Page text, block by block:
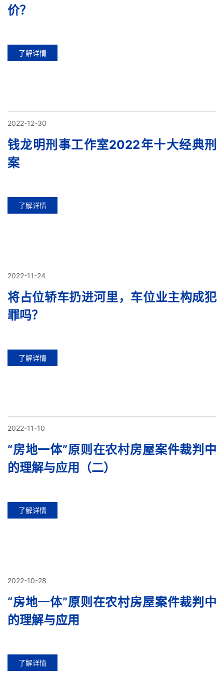
价？
了解详情
2022-12-30
钱龙明刑事工作室2022年十大经典刑
案
了解详情
2022-11-24
将占位轿车扔进河里，车位业主构成犯
罪吗？
了解详情
2022-11-10
“房地一体”原则在农村房屋案件裁判中
的理解与应用（二）
了解详情
2022-10-28
“房地一体”原则在农村房屋案件裁判中
的理解与应用
了解详情